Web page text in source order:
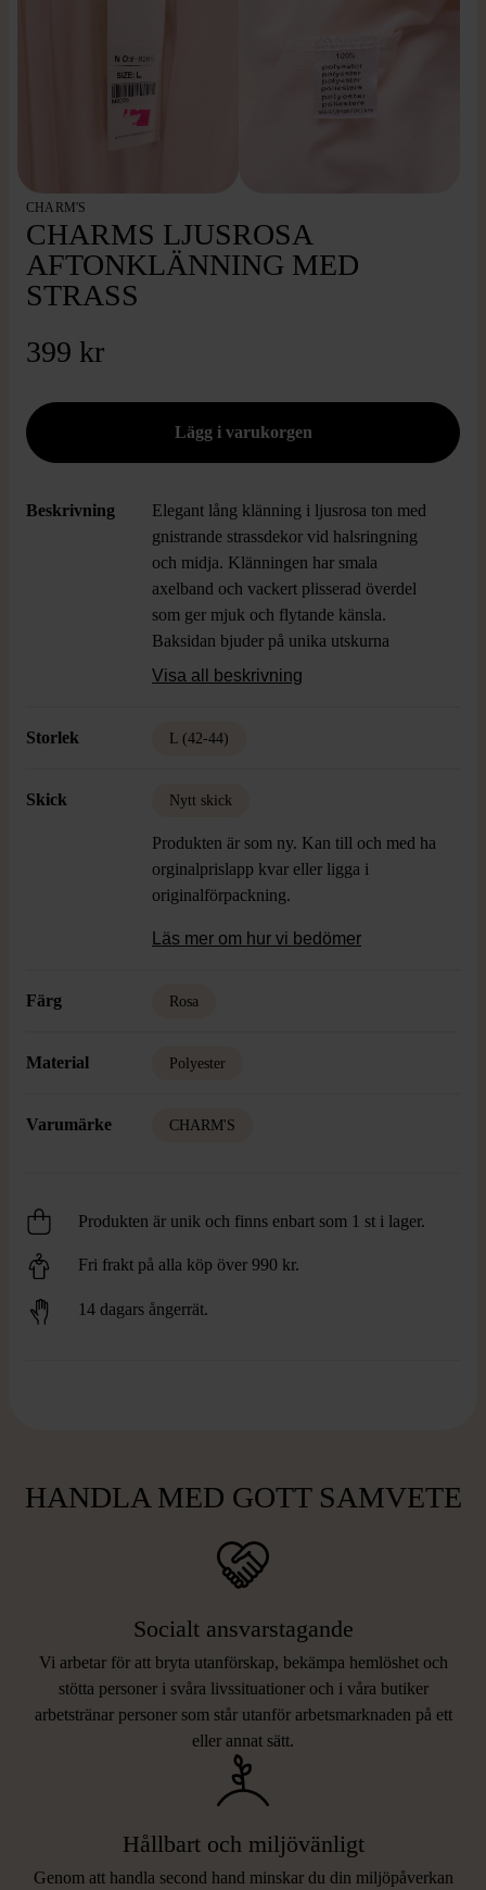
CHARM'S
CHARMS LJUSROSA
AFTONKLÄNNING MED
STRASS
399 kr
Beskrivning
Elegant lång klänning i ljusrosa ton med
gnistrande strassdekor vid halsringning
och midja. Klänningen har smala
axelband och vackert plisserad överdel
som ger mjuk och flytande känsla.
Baksidan bjuder på unika utskurna
detaljer och markerad midja. Mjukt
sticka ut på event med exklusiv touch.
Visa all beskrivning
Storlek L (42-44)
Skick Nytt skick
Produkten är som ny. Kan till och med ha
orginalprislapp kvar eller ligga i
originalförpackning.
Läs mer om hur vi bedömer
Färg Rosa
Material Polyester
Varumärke CHARM'S
Produkten är unik och finns enbart som 1 st i lager.
Fri frakt på alla köp över 990 kr.
14 dagars ångerrät.
HANDLA MED GOTT SAMVETE
Socialt ansvarstagande
Vi arbetar för att bryta utanförskap, bekämpa hemlöshet och
stötta personer i svåra livssituationer och i våra butiker
arbetstränar personer som står utanför arbetsmarknaden på ett
eller annat sätt.
Hållbart och miljövänligt
Genom att handla second hand minskar du din miljöpåverkan